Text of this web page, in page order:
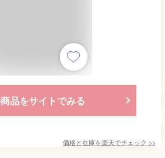
品をサイトでみる
価格と在庫を楽天でチェック >>